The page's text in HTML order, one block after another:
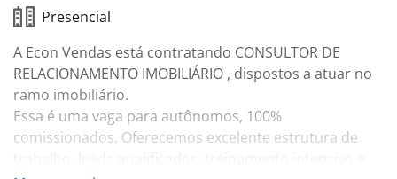
Presencial
A Econ Vendas está contratando CONSULTOR DE
RELACIONAMENTO IMOBILIÁRIO , dispostos a atuar no
ramo imobiliário.
Essa é uma vaga para autônomos, 100%
comissionados. Oferecemos excelente estrutura de